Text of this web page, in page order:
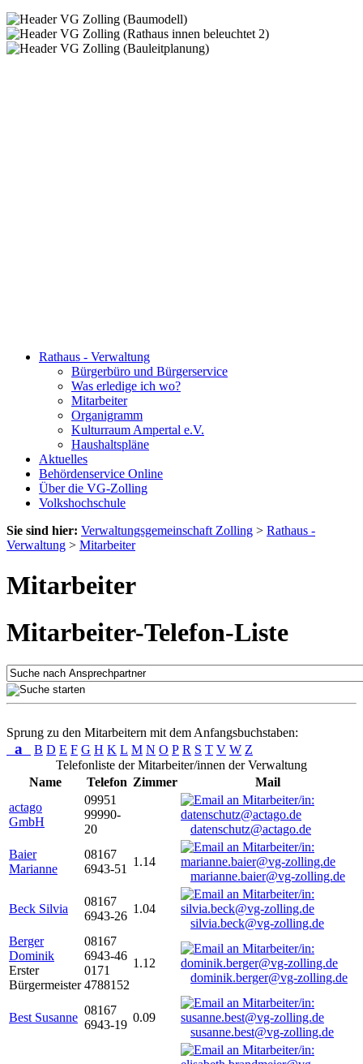
Rathaus - Verwaltung
Bürgerbüro und Bürgerservice
Was erledige ich wo?
Mitarbeiter
Organigramm
Kulturraum Ampertal e.V.
Haushaltspläne
Aktuelles
Behördenservice Online
Über die VG-Zolling
Volkshochschule
Sie sind hier: Verwaltungsgemeinschaft Zolling > Rathaus -
Verwaltung > Mitarbeiter
Mitarbeiter
Mitarbeiter-Telefon-Liste
Sprung zu den Mitarbeitern mit dem Anfangsbuchstaben:
a B D E F G H K L M N O P R S T V W Z
Telefonliste der Mitarbeiter/innen der Verwaltung
Name
Telefon Zimmer
Mail
actago
GmbH
09951
99990-
20
datenschutz@actago.de
Baier
Marianne
08167
6943-51
1.14
marianne.baier@vg-zolling.de
Beck Silvia
08167
6943-26
1.04
silvia.beck@vg-zolling.de
Berger
Dominik
Erster
Bürgermeister
08167
6943-46
0171
4788152
1.12
dominik.berger@vg-zolling.de
Best Susanne
08167
6943-19
0.09
susanne.best@vg-zolling.de